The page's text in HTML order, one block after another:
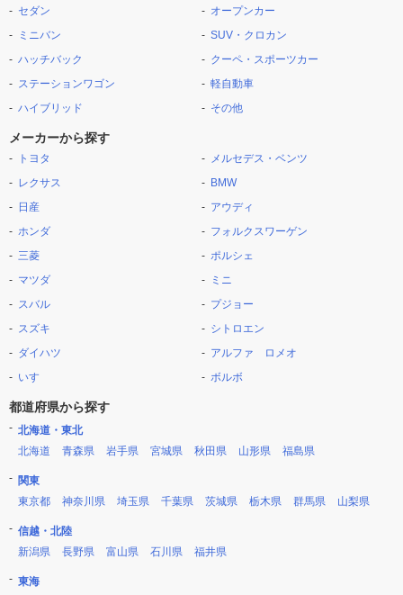
セダン
ミニバン
ハッチバック
ステーションワゴン
ハイブリッド
オープンカー
SUV・クロカン
クーペ・スポーツカー
軽自動車
その他
メーカーから探す
トヨタ
レクサス
日産
ホンダ
三菱
マツダ
スバル
スズキ
ダイハツ
いすゞ
メルセデス・ベンツ
BMW
アウディ
フォルクスワーゲン
ポルシェ
ミニ
プジョー
シトロエン
アルファ ロメオ
ボルボ
都道府県から探す
北海道・東北
北海道
青森県 岩手県 宮城県 秋田県 山形県 福島県
関東
東京都
神奈川県 埼玉県 千葉県 茨城県 栃木県 群馬県 山梨県
信越・北陸
新潟県
長野県 富山県 石川県 福井県
東海